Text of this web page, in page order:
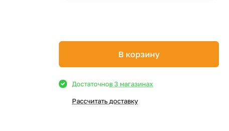
В корзину
Достаточнов 3 магазинах
Рассчитать доставку